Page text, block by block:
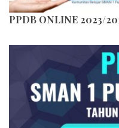
PPDB ONLINE 2023/